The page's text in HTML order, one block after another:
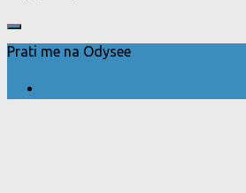
Prati me na Odysee